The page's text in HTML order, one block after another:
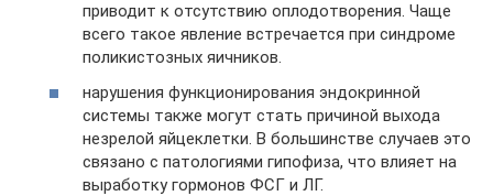
приводит к отсутствию оплодотворения. Чаще
всего такое явление встречается при синдроме
поликистозных яичников.
нарушения функционирования эндокринной
системы также могут стать причиной выхода
незрелой яйцеклетки. В большинстве случаев это
связано с патологиями гипофиза, что влияет на
выработку гормонов ФСГ и ЛГ.